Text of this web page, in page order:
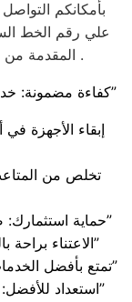
بأمكانكم
علي رقم الخط
المقدمة من خدمة عملاء صيانة دايو بسيون المعتمد .
.كفاءة مضمونة: خدمات صيانة دايو الاحترافية في بسيون”
“حماية استثمارك: صيانة دايو المحترفة تصل إلى بسيون”
“الاعتناء براحة بالك: صيانة دايو السلسة في بسيون”
“تمتع بأفضل الخدمات: مركز صيانة دايو الرائد في بسيون”
“استعداد للأفضل: صيانة دايو الفعّالة تصل إلى بسيون”